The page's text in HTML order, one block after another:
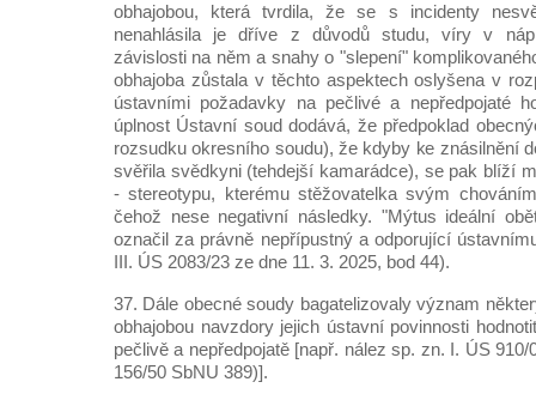
obhajobou, která tvrdila, že se s incidenty
nenahlásila je dříve z důvodů studu, víry v
závislosti na něm a snahy o "slepení"
obhajoba zůstala v těchto aspektech oslyšena v
ústavními požadavky na pečlivé a nepředpojaté
úplnost Ústavní soud dodává, že předpoklad
rozsudku okresního soudu), že kdyby ke znásilnění
svěřila svědkyni (tehdejší kamarádce), se pak blíží
- stereotypu, kterému stěžovatelka svým
čehož nese negativní následky. "Mýtus ideální
označil za právně nepřípustný a odporující
III. ÚS 2083/23 ze dne 11. 3. 2025, bod 44).
37. Dále obecné soudy bagatelizovaly význam
obhajobou navzdory jejich ústavní povinnosti
pečlivě a nepředpojatě [např. nález sp. zn. I. ÚS
156/50 SbNU 389)].